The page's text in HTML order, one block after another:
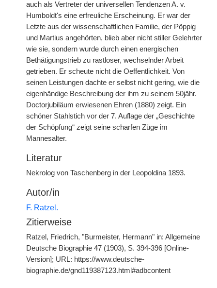
auch als Vertreter der universellen Tendenzen A. v.
Humboldt's eine erfreuliche Erscheinung. Er war der
Letzte aus der wissenschaftlichen Familie, der Pöppig
und Martius angehörten, blieb aber nicht stiller Gelehrter
wie sie, sondern wurde durch einen energischen
Bethätigungstrieb zu rastloser, wechselnder Arbeit
getrieben. Er scheute nicht die Oeffentlichkeit. Von
seinen Leistungen dachte er selbst nicht gering, wie die
eigenhändige Beschreibung der ihm zu seinem 50jähr.
Doctorjubiläum erwiesenen Ehren (1880) zeigt. Ein
schöner Stahlstich vor der 7. Auflage der „Geschichte
der Schöpfung“ zeigt seine scharfen Züge im
Mannesalter.
Literatur
Nekrolog von Taschenberg in der Leopoldina 1893.
Autor/in
F. Ratzel.
Zitierweise
Ratzel, Friedrich, "Burmeister, Hermann" in: Allgemeine
Deutsche Biographie 47 (1903), S. 394-396 [Online-
Version]; URL: https://www.deutsche-
biographie.de/gnd119387123.html#adbcontent